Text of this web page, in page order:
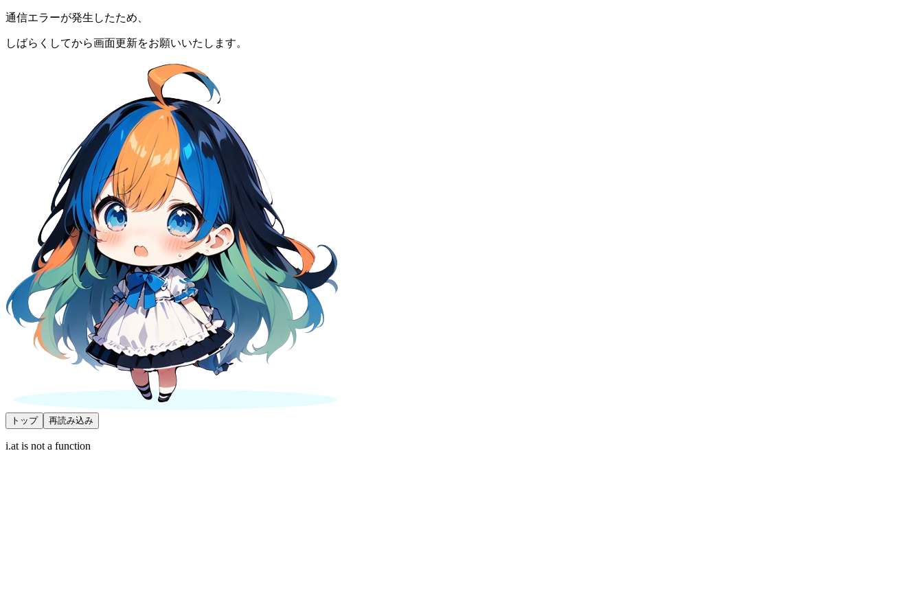
通信エラーが発生したため、
しばらくしてから画面更新をお願いいたします。
トップ 再読み込み
i.at is not a function